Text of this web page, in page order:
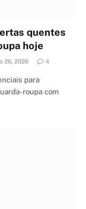
quentes
hoje
26, 2026 4
para
roupa com